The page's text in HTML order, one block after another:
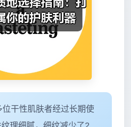
位干性肌肤者经过长期使